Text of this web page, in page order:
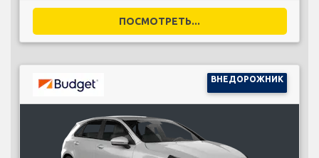
ПОСМОТРЕТЬ...
ВНЕДОРОЖНИК